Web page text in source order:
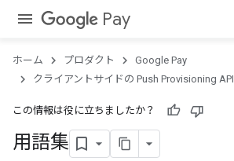
Pay
ホーム プロダクト
Google Pay
クライアントサイドの Push Provisioning API
この情報は役に立ちましたか？
用語集